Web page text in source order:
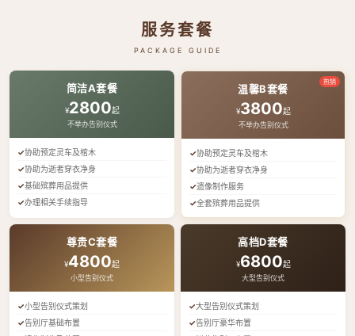
服务套餐
PACKAGE GUIDE
简洁A套餐
¥2800起
不举办告别仪式
协助预定灵车及棺木
协助为逝者穿衣净身
基础殡葬用品提供
办理相关手续指导
热销
温馨B套餐
¥3800起
不举办告别仪式
协助预定灵车及棺木
协助为逝者穿衣净身
遗像制作服务
全套殡葬用品提供
尊贵C套餐
¥4800起
小型告别仪式
小型告别仪式策划
告别厅基础布置
高档D套餐
¥6800起
大型告别仪式
大型告别仪式策划
告别厅豪华布置